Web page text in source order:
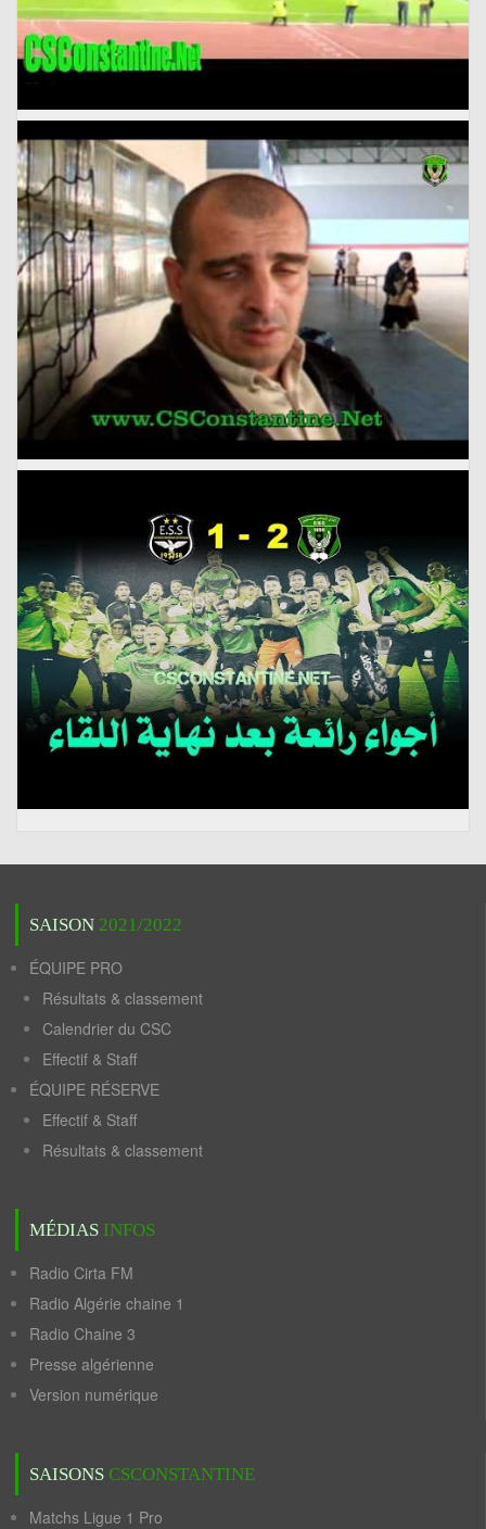
SAISON 2021/2022
ÉQUIPE PRO
Résultats & classement
Calendrier du CSC
Effectif & Staff
ÉQUIPE RÉSERVE
Effectif & Staff
Résultats & classement
MÉDIAS INFOS
Radio Cirta FM
Radio Algérie chaine 1
Radio Chaine 3
Presse algérienne
Version numérique
SAISONS CSCONSTANTINE
Matchs Ligue 1 Pro